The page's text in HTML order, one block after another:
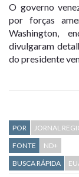
O governo
por forças
Washington,
divulgaram
do presidente
POR
JORNAL
FONTE
ND+
BUSCA RÁPIDA